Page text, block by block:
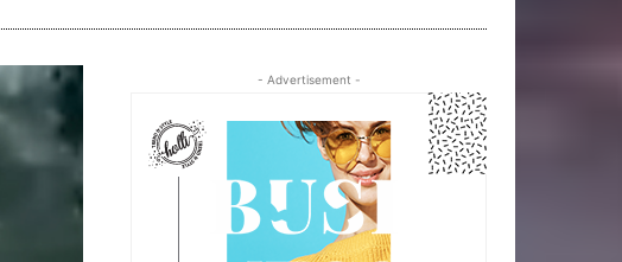
- Advertisement -